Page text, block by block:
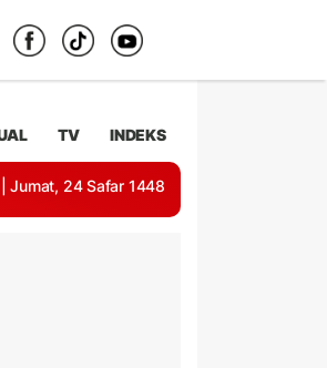
TV INDEKS
| Jumat, 24 Safar 1448